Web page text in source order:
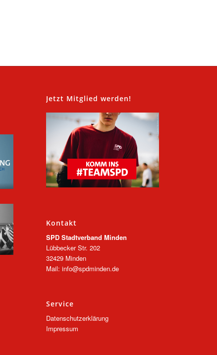
Jetzt Mitglied werden!
Kontakt
SPD Stadtverband Minden
Lübbecker Str. 202
32429 Minden
Mail: info@spdminden.de
Service
Datenschutzerklärung
Impressum